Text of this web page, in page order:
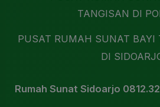
PUSAT RUMAH SUNAT BAYI
DI
Rumah Sunat Sidoarjo